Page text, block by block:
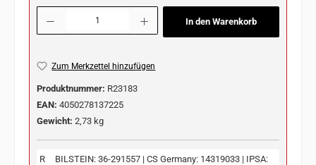
Produkt Anzahl: Gib den gewünschten Wert ein oder benutze die Schaltflächen
In den Warenkorb
Zum Merkzettel hinzufügen
Produktnummer: R23183
EAN: 4050278137225
Gewicht: 2,73 kg
R
BILSTEIN: 36-291557 | CS Germany: 14319033 | IPSA: